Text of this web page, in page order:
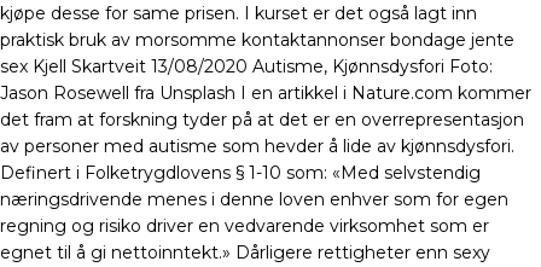
kjøpe desse for same prisen. I kurset er det også lagt inn
praktisk bruk av morsomme kontaktannonser bondage jente
sex Kjell Skartveit 13/08/2020 Autisme, Kjønnsdysfori Foto:
Jason Rosewell fra Unsplash I en artikkel i Nature.com kommer
det fram at forskning tyder på at det er en overrepresentasjon
av personer med autisme som hevder å lide av kjønnsdysfori.
Definert i Folketrygdlovens § 1-10 som: «Med selvstendig
næringsdrivende menes i denne loven enhver som for egen
regning og risiko driver en vedvarende virksomhet som er
egnet til å gi nettoinntekt.» Dårligere rettigheter enn sexy